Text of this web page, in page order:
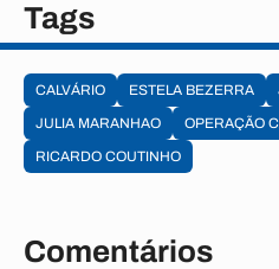
Tags
CALVÁRIO ESTELA BEZERRA
JULIA MARANHAO
OPERAÇÃO
RICARDO COUTINHO
Comentários